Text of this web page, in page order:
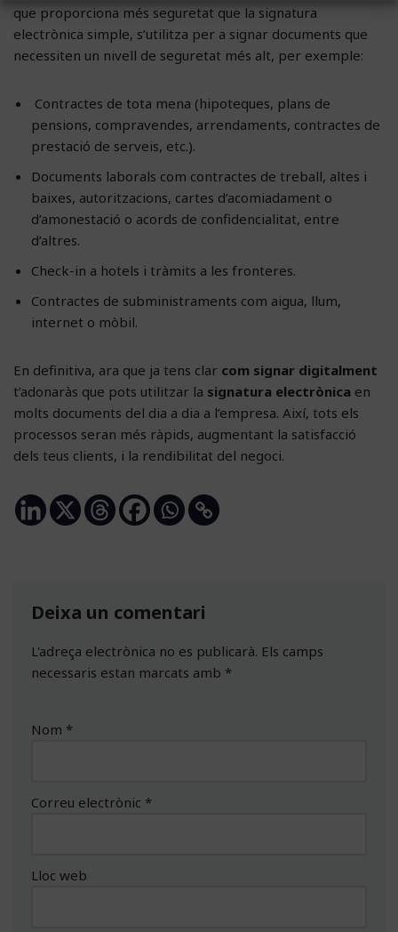
que proporciona més seguretat que la signatura
electrònica simple, s’utilitza per a signar documents que
necessiten un nivell de seguretat més alt, per exemple:
Contractes de tota mena (hipoteques, plans de
pensions, compravendes, arrendaments, contractes de
prestació de serveis, etc.).
Documents laborals com contractes de treball, altes i
baixes, autoritzacions, cartes d’acomiadament o
d’amonestació o acords de confidencialitat, entre
d’altres.
Check-in a hotels i tràmits a les fronteres.
Contractes de subministraments com aigua, llum,
internet o mòbil.
En definitiva, ara que ja tens clar com signar digitalment
t’adonaràs que pots utilitzar la signatura electrònica en
molts documents del dia a dia a l’empresa. Així, tots els
processos seran més ràpids, augmentant la satisfacció
dels teus clients, i la rendibilitat del negoci.
Deixa un comentari
L'adreça electrònica no es publicarà. Els camps
necessaris estan marcats amb *
Nom *
Correu electrònic *
Lloc web